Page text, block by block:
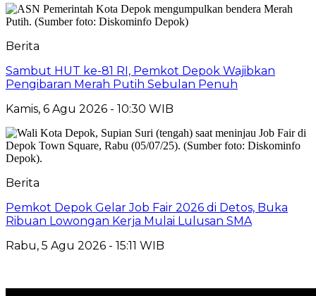
Berita
Sambut HUT ke-81 RI, Pemkot Depok Wajibkan
Pengibaran Merah Putih Sebulan Penuh
Kamis, 6 Agu 2026 - 10:30 WIB
Berita
Pemkot Depok Gelar Job Fair 2026 di Detos, Buka
Ribuan Lowongan Kerja Mulai Lulusan SMA
Rabu, 5 Agu 2026 - 15:11 WIB